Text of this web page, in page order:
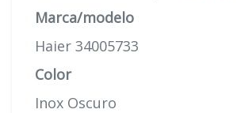
Marca/modelo
Haier 34005733
Color
Inox Oscuro